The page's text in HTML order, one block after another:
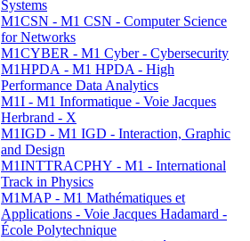
Systems
M1CSN - M1 CSN - Computer Science
for Networks
M1CYBER - M1 Cyber - Cybersecurity
M1HPDA - M1 HPDA - High
Performance Data Analytics
M1I - M1 Informatique - Voie Jacques
Herbrand - X
M1IGD - M1 IGD - Interaction, Graphic
and Design
M1INTTRACPHY - M1 - International
Track in Physics
M1MAP - M1 Mathématiques et
Applications - Voie Jacques Hadamard -
École Polytechnique